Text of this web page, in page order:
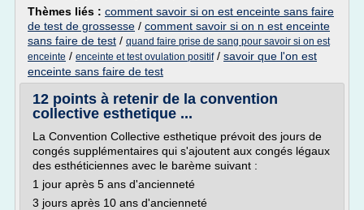
Thèmes liés : comment savoir si on est enceinte sans faire
de test de grossesse / comment savoir si on n est enceinte
sans faire de test / quand faire prise de sang pour savoir si on est
enceinte / enceinte et test ovulation positif/ savoir que l'on est
enceinte sans faire de test
12 points à retenir de la convention
collective esthetique ...
La Convention Collective esthetique prévoit des jours de
congés supplémentaires qui s'ajoutent aux congés légaux
des esthéticiennes avec le barème suivant :
1 jour après 5 ans d'ancienneté
3 jours après 10 ans d'ancienneté